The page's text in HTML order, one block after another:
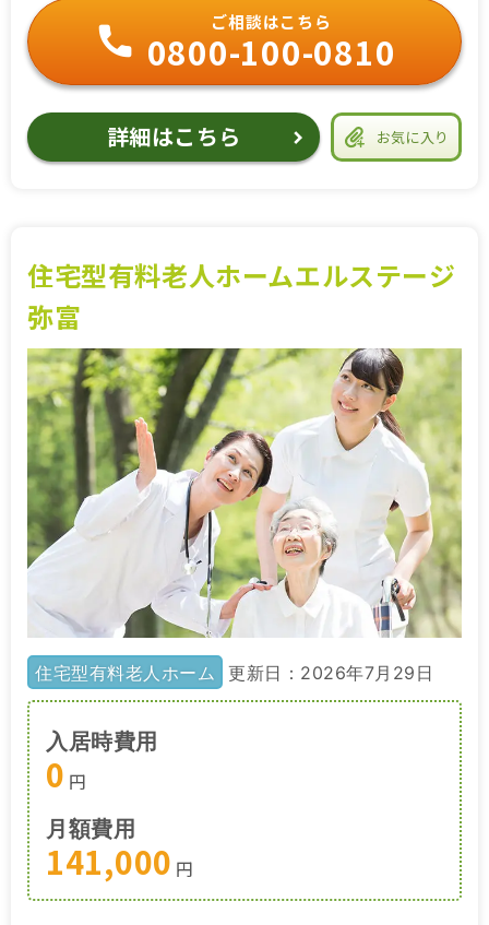
お気に入り
ご相談はこちら
0800-100-0810
詳細はこちら
住宅型有料老人ホームエルステージ
弥富
住宅型有料老人ホーム 更新日：2026年7月29日
入居時費用
0 円
月額費用
141,000 円